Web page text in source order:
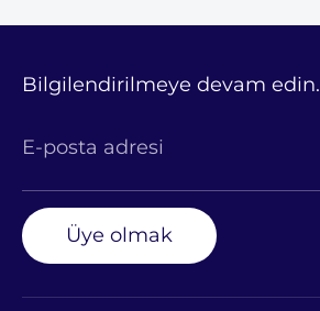
Bilgilendirilmeye devam edin.
E-posta adresi
Üye olmak